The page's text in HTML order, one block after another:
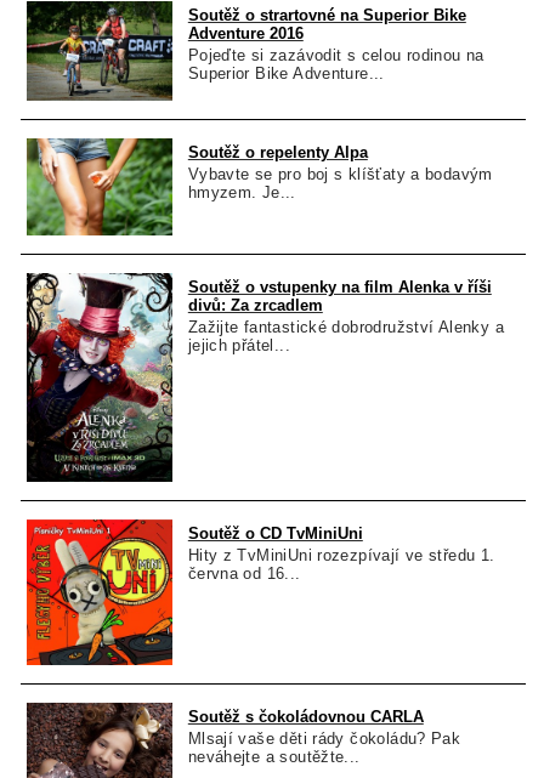
Soutěž o strartovné na Superior Bike
Adventure 2016
Pojeďte si zazávodit s celou rodinou na
Superior Bike Adventure...
Soutěž o repelenty Alpa
Vybavte se pro boj s klíšťaty a bodavým
hmyzem. Je...
Soutěž o vstupenky na film Alenka v říši
divů: Za zrcadlem
Zažijte fantastické dobrodružství Alenky a
jejich přátel...
Soutěž o CD TvMiniUni
Hity z TvMiniUni rozezpívají ve středu 1.
června od 16...
Soutěž s čokoládovnou CARLA
Mlsají vaše děti rády čokoládu? Pak
neváhejte a soutěžte...